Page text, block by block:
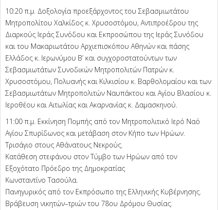
10:20 π.μ. Δοξολογία προεξάρχοντος του Σεβασμιωτάτου
Μητροπολίτου Χαλκίδος κ. Χρυσοστόμου, Αντιπροέδρου της
Διαρκούς Ιεράς Συνόδου και Εκπροσώπου της Ιεράς Συνόδου
και του Μακαριωτάτου Αρχιεπισκόπου Αθηνών και πάσης
Ελλάδος κ. Ιερωνύμου Β’ και συγχοροστατούντων των
Σεβασμιωτάτων Συνοδικών Μητροπολιτών Πατρών κ.
Χρυσοστόμου, Πολυανής και Κιλκισίου κ. Βαρθολομαίου και των
Σεβασμιωτάτων Μητροπολιτών Ναυπάκτου και Αγίου Βλασίου κ.
Ιεροθέου και Αιτωλίας και Ακαρνανίας κ. Δαμασκηνού.
11:00 π.μ. Εκκίνηση Πομπής από τον Μητροπολιτικό Ιερό Ναό
Αγίου Σπυρίδωνος και μετάβαση στον Κήπο των Ηρώων.
Τρισάγιο στους Αθάνατους Νεκρούς.
Κατάθεση στεφάνου στον Τύμβο των Ηρώων από τον
Εξοχότατο Πρόεδρο της Δημοκρατίας
Κωνσταντίνο Τασούλα.
Πανηγυρικός από τον Εκπρόσωπο της Ελληνικής Κυβέρνησης.
Βράβευση νικητών–τριών του 78ου Δρόμου Θυσίας.